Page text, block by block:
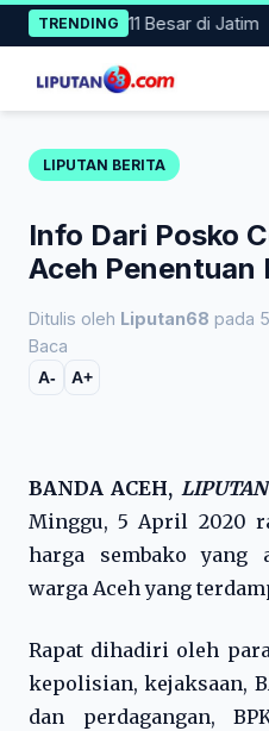
Skip
to
content
TRENDING
Masuk 11 Besar di Jatim
LIPUTAN BERITA
Info Dari Posko
Aceh Penentuan
Ditulis oleh Liputan68 pada
Baca
A- A+
BANDA ACEH,
Minggu, 5 April 2020
harga sembako yang
warga Aceh yang
Rapat dihadiri oleh
kepolisian, kejaksaan,
dan perdagangan,